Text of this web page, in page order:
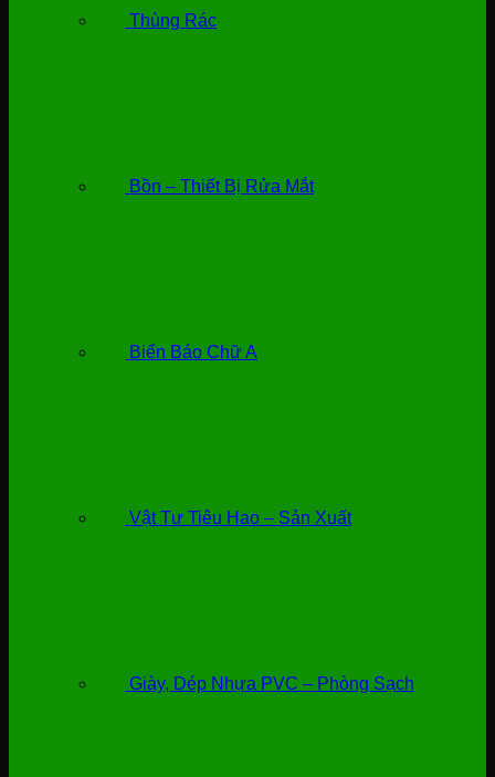
Thùng Rác
Bồn – Thiết Bị Rửa Mắt
Biển Báo Chữ A
Vật Tư Tiêu Hao – Sản Xuất
Giày, Dép Nhựa PVC – Phòng Sạch